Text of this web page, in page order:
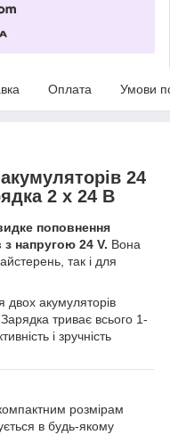
Оплата Умови
24
2 x 24 В
поповнення
з напругою 24 V. Вона
так і для
двох акумуляторів
триває всього 1-
і зручність
розмірам
в будь-якому